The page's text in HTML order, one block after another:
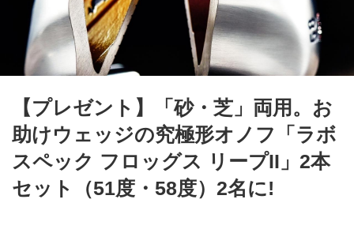
【プレゼント】「砂・芝」両用。お
助けウェッジの究極形オノフ「ラボ
スペック フロッグス リープII」2本
セット（51度・58度）2名に!